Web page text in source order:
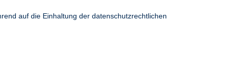
auf die Einhaltung der datenschutzrechtlichen